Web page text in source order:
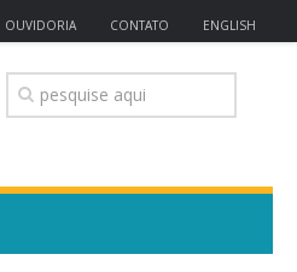
OUVIDORIA CONTATO ENGLISH